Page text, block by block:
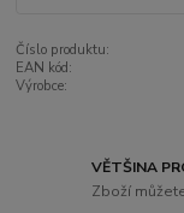
Číslo produktu:
EAN kód:
Výrobce:
VĚTŠINA
Zboží